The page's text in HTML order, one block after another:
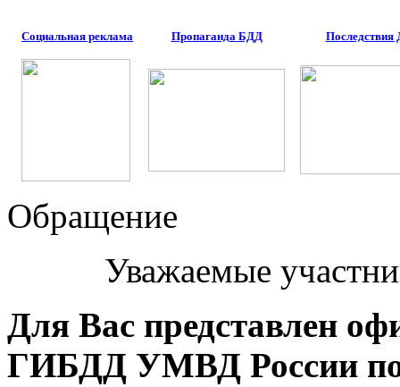
Социальная реклама Пропаганда БДД
Обращение
Уважаемые
Для Вас представлен
ГИБДД УМВД России по